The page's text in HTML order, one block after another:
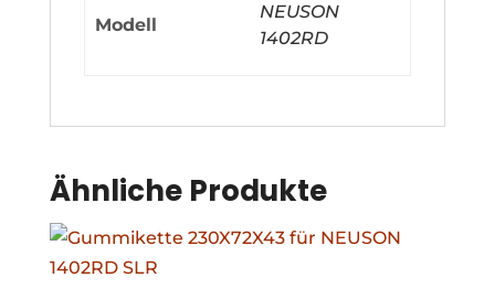
Modell
NEUSON
1402RD
Ähnliche Produkte